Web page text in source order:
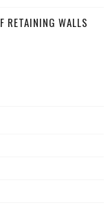
RETAINING WALLS